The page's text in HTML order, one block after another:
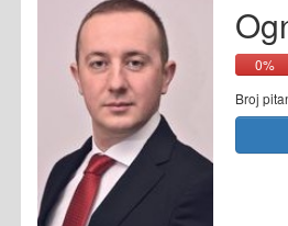
0%
Broj